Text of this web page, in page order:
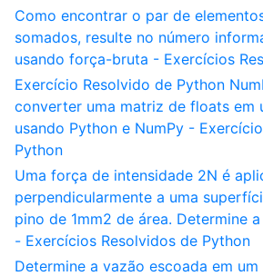
Como encontrar o par de
somados, resulte no número
usando força-bruta - Exercícios
Exercício Resolvido de Python
converter uma matriz de floats em
usando Python e NumPy -
Python
Uma força de intensidade 2N é
perpendicularmente a uma
pino de 1mm2 de área. Determine
- Exercícios Resolvidos de Python
Determine a vazão escoada em